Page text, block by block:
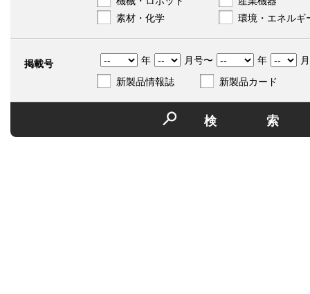
素材・化学
環境・エネルギ
掲載号 年 月号〜 年
新製品情報誌
新製品カード
検